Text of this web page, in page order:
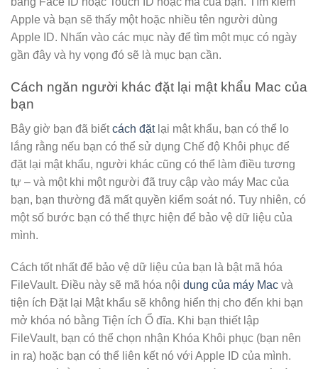
Apple và bạn sẽ thấy một hoặc nhiều tên người dùng
Apple ID. Nhấn vào các mục này để tìm một mục có ngày
gần đây và hy vọng đó sẽ là mục bạn cần.
Cách ngăn người khác đặt lại mật khẩu Mac của
bạn
Bây giờ bạn đã biếtcách đặtlại mật khẩu, bạn có thể lo
lắng rằng nếu bạn có thể sử dụng Chế độ Khôi phục để
đặt lại mật khẩu, người khác cũng có thể làm điều tương
tự – và một khi một người đã truy cập vào máy Mac của
bạn, bạn thường đã mất quyền kiểm soát nó. Tuy nhiên, có
một số bước bạn có thể thực hiện để bảo vệ dữ liệu của
mình.
Cách tốt nhất để bảo vệ dữ liệu của bạn là bật mã hóa
FileVault. Điều này sẽ mã hóa nội dung của máy Mac và
tiện ích Đặt lại Mật khẩu sẽ không hiển thị cho đến khi bạn
mở khóa nó bằng Tiện ích Ổ đĩa. Khi bạn thiết lập
FileVault, bạn có thể chọn nhận Khóa Khôi phục (bạn nên
in ra) hoặc bạn có thể liên kết nó với Apple ID của mình.